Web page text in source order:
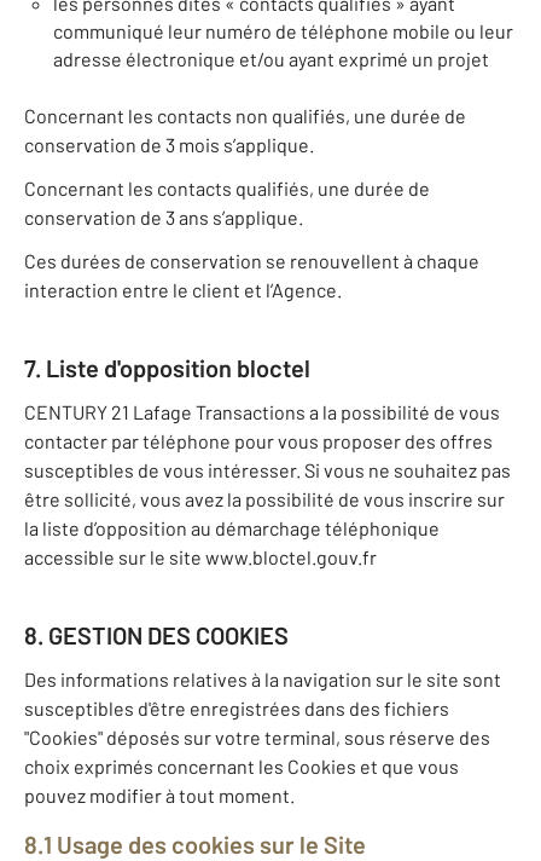
communiqué leur numéro de téléphone mobile ou leur
adresse électronique et/ou ayant exprimé un projet
Concernant les contacts non qualifiés, une durée de
conservation de 3 mois s’applique.
Concernant les contacts qualifiés, une durée de
conservation de 3 ans s’applique.
Ces durées de conservation se renouvellent à chaque
interaction entre le client et l’Agence.
7. Liste d'opposition bloctel
CENTURY 21 Lafage Transactions a la possibilité de vous
contacter par téléphone pour vous proposer des offres
susceptibles de vous intéresser. Si vous ne souhaitez pas
être sollicité, vous avez la possibilité de vous inscrire sur
la liste d’opposition au démarchage téléphonique
accessible sur le site www.bloctel.gouv.fr
8. GESTION DES COOKIES
Des informations relatives à la navigation sur le site sont
susceptibles d'être enregistrées dans des fichiers
"Cookies" déposés sur votre terminal, sous réserve des
choix exprimés concernant les Cookies et que vous
pouvez modifier à tout moment.
8.1 Usage des cookies sur le Site